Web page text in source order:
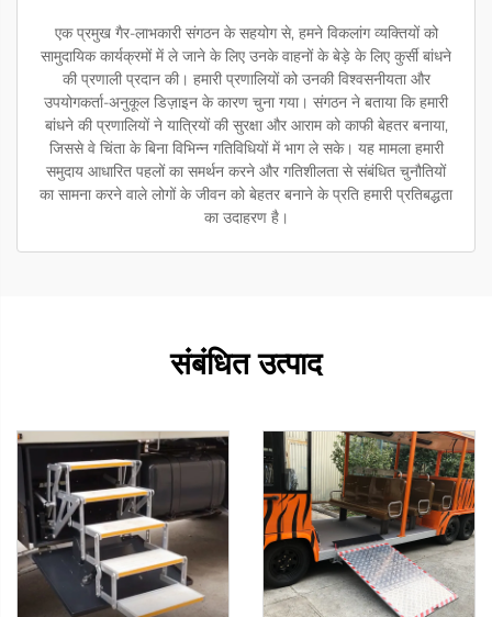
एक प्रमुख गैर-लाभकारी संगठन के सहयोग से, हमने विकलांग व्यक्तियों को
सामुदायिक कार्यक्रमों में ले जाने के लिए उनके वाहनों के बेड़े के लिए कुर्सी बांधने
की प्रणाली प्रदान की। हमारी प्रणालियों को उनकी विश्वसनीयता और
उपयोगकर्ता-अनुकूल डिज़ाइन के कारण चुना गया। संगठन ने बताया कि हमारी
बांधने की प्रणालियों ने यात्रियों की सुरक्षा और आराम को काफी बेहतर बनाया,
जिससे वे चिंता के बिना विभिन्न गतिविधियों में भाग ले सके। यह मामला हमारी
समुदाय आधारित पहलों का समर्थन करने और गतिशीलता से संबंधित चुनौतियों
का सामना करने वाले लोगों के जीवन को बेहतर बनाने के प्रति हमारी प्रतिबद्धता
का उदाहरण है।
संबंधित उत्पाद